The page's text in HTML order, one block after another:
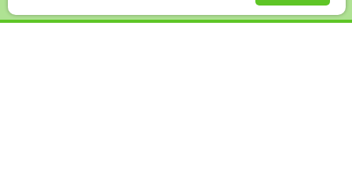
Войти Избранное Корзина